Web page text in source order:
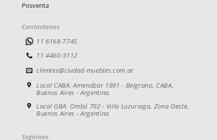
Posventa
Contactanos
11 6168-7745
11 4460-3112
clientes@ciudad-muebles.com.ar
Local CABA: Amenábar 1991 - Belgrano, CABA,
Buenos Aires - Argentina.
Local GBA: Ombú 792 - Villa Luzuriaga, Zona Oeste,
Buenos Aires - Argentina.
Seguinos